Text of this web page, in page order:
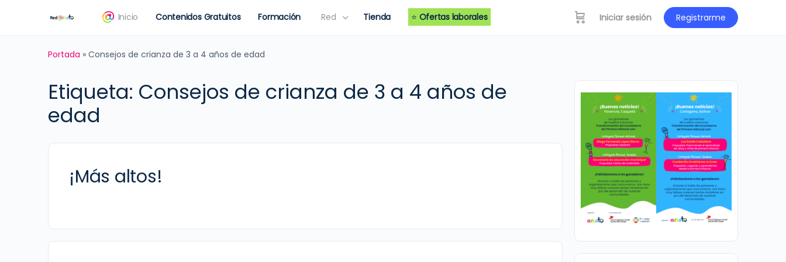
Inicio Contenidos Gratuitos Formación Red Tienda ⭐ Ofertas laborales Iniciar sesión Registrarme
Portada » Consejos de crianza de 3 a 4 años de edad
Etiqueta: Consejos de crianza de 3 a 4 años de
edad
¡Más altos!